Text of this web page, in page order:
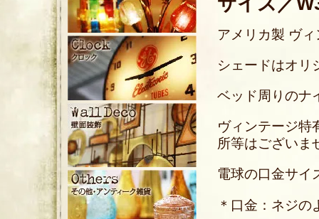
アメリカ製 ヴ
シェードはオリ
ベッド周りのナ
ヴィンテージ特
所等はございま
電球の口金サイ
＊口金：ネジ